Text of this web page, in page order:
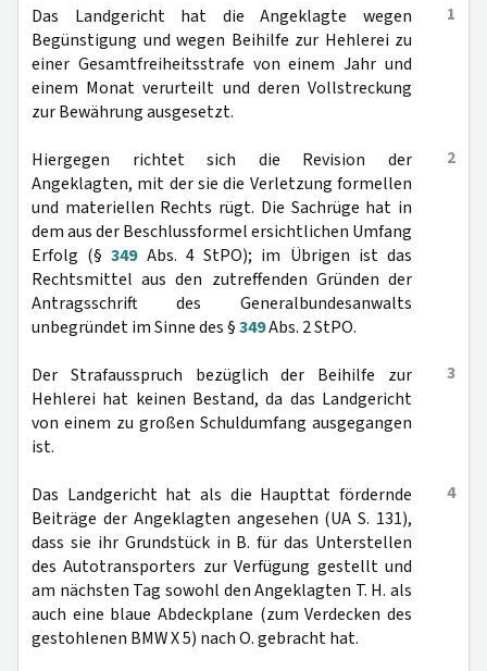
1
Das Landgericht hat die Angeklagte wegen
Begünstigung und wegen Beihilfe zur Hehlerei zu
einer Gesamtfreiheitsstrafe von einem Jahr und
einem Monat verurteilt und deren Vollstreckung
zur Bewährung ausgesetzt.
2
Hiergegen richtet sich die Revision der
Angeklagten, mit der sie die Verletzung formellen
und materiellen Rechts rügt. Die Sachrüge hat in
dem aus der Beschlussformel ersichtlichen Umfang
Erfolg (§349Abs. 4 StPO); im Übrigen ist das
Rechtsmittel aus den zutreffenden Gründen der
Antragsschrift des Generalbundesanwalts
unbegründet im Sinne des §349Abs. 2 StPO.
3
Der Strafausspruch bezüglich der Beihilfe zur
Hehlerei hat keinen Bestand, da das Landgericht
von einem zu großen Schuldumfang ausgegangen
ist.
4
Das Landgericht hat als die Haupttat fördernde
Beiträge der Angeklagten angesehen (UA S. 131),
dass sie ihr Grundstück in B. für das Unterstellen
des Autotransporters zur Verfügung gestellt und
am nächsten Tag sowohl den Angeklagten T. H. als
auch eine blaue Abdeckplane (zum Verdecken des
gestohlenen BMW X 5) nach O. gebracht hat.